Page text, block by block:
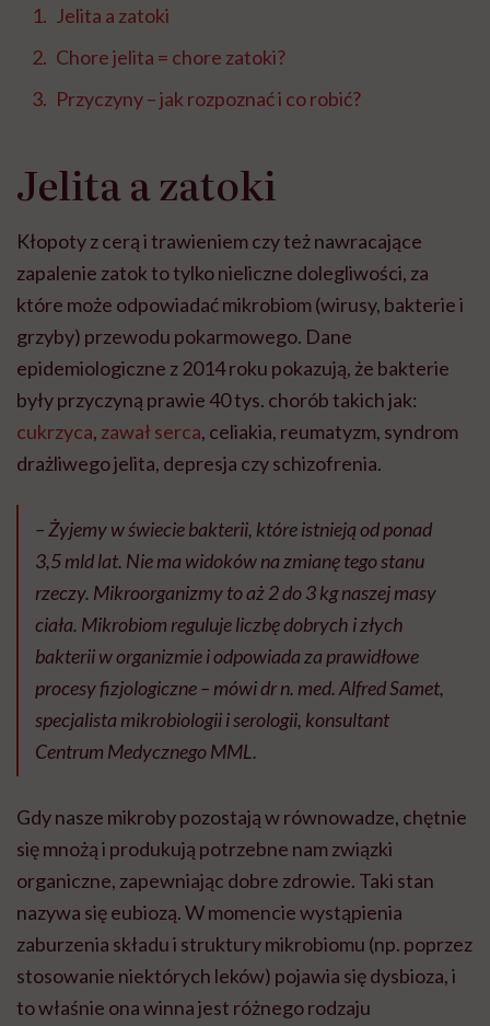
Jelita a zatoki
Chore jelita = chore zatoki?
Przyczyny – jak rozpoznać i co robić?
Jelita a zatoki
Kłopoty z cerą i trawieniem czy też nawracające
zapalenie zatok to tylko nieliczne dolegliwości, za
które może odpowiadać mikrobiom (wirusy, bakterie i
grzyby) przewodu pokarmowego. Dane
epidemiologiczne z 2014 roku pokazują, że bakterie
były przyczyną prawie 40 tys. chorób takich jak:
cukrzyca, zawał serca, celiakia, reumatyzm, syndrom
drażliwego jelita, depresja czy schizofrenia.
– Żyjemy w świecie bakterii, które istnieją od ponad
3,5 mld lat. Nie ma widoków na zmianę tego stanu
rzeczy. Mikroorganizmy to aż 2 do 3 kg naszej masy
ciała. Mikrobiom reguluje liczbę dobrych i złych
bakterii w organizmie i odpowiada za prawidłowe
procesy fizjologiczne – mówi dr n. med. Alfred Samet,
specjalista mikrobiologii i serologii, konsultant
Centrum Medycznego MML.
Gdy nasze mikroby pozostają w równowadze, chętnie
się mnożą i produkują potrzebne nam związki
organiczne, zapewniając dobre zdrowie. Taki stan
nazywa się eubiozą. W momencie wystąpienia
zaburzenia składu i struktury mikrobiomu (np. poprzez
stosowanie niektórych leków) pojawia się dysbioza, i
to właśnie ona winna jest różnego rodzaju